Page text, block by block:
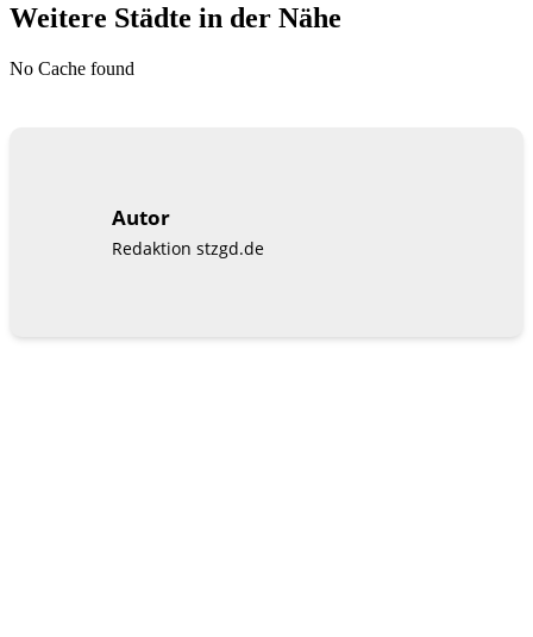
Weitere Städte in der Nähe
No Cache found
Autor
Redaktion stzgd.de